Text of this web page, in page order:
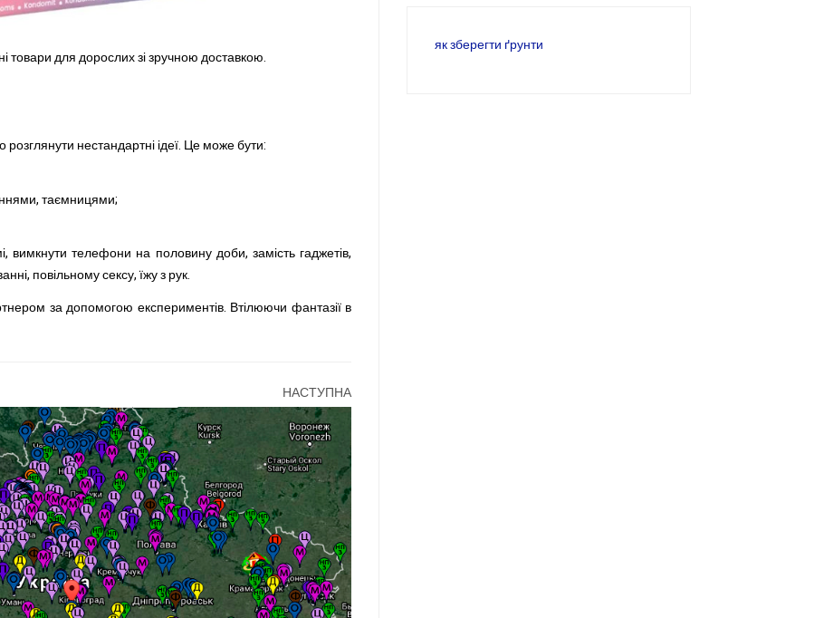
товари для дорослих зі зручною доставкою.
нестандартні ідеї. Це може бути:
таємницями;
телефони на половину доби, замість гаджетів,
повільному сексу, їжу з рук.
за допомогою експериментів. Втілюючи фантазії в
НАСТУПНА
як зберегти ґрунти